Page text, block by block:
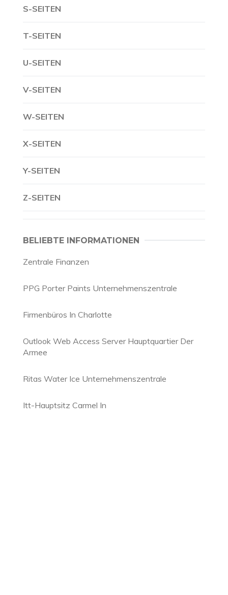
S-SEITEN
T-SEITEN
U-SEITEN
V-SEITEN
W-SEITEN
X-SEITEN
Y-SEITEN
Z-SEITEN
BELIEBTE INFORMATIONEN
Zentrale Finanzen
PPG Porter Paints Unternehmenszentrale
Firmenbüros In Charlotte
Outlook Web Access Server Hauptquartier Der
Armee
Ritas Water Ice Unternehmenszentrale
Itt-Hauptsitz Carmel In